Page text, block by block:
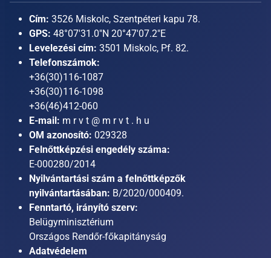
Cím: 3526 Miskolc, Szentpéteri kapu 78.
GPS: 48°07'31.0"N 20°47'07.2"E
Levelezési cím: 3501 Miskolc, Pf. 82.
Telefonszámok:
+36(30)116-1087
+36(30)116-1098
+36(46)412-060
E-mail: m r v t @ m r v t . h u
OM azonosító: 029328
Felnőttképzési engedély száma:
E-000280/2014
Nyilvántartási szám a felnőttképzők
nyilvántartásában: B/2020/000409.
Fenntartó, irányító szerv:
Belügyminisztérium
Országos Rendőr-főkapitányság
Adatvédelem